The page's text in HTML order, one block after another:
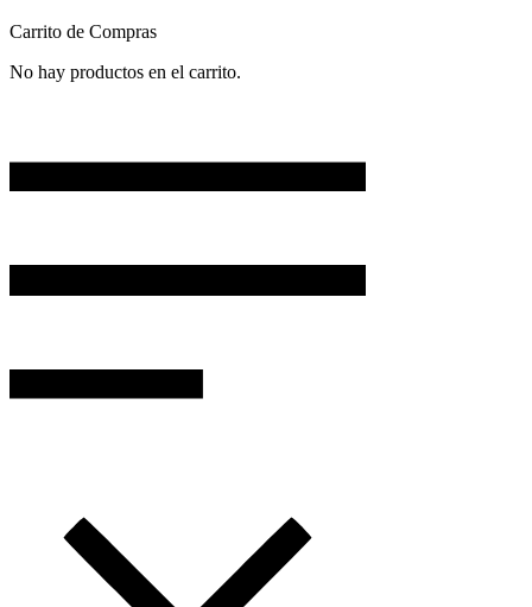
Carrito de Compras
No hay productos en el carrito.